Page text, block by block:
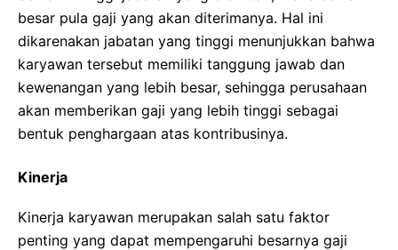
besar pula gaji yang akan diterimanya. Hal ini
dikarenakan jabatan yang tinggi menunjukkan bahwa
karyawan tersebut memiliki tanggung jawab dan
kewenangan yang lebih besar, sehingga perusahaan
akan memberikan gaji yang lebih tinggi sebagai
bentuk penghargaan atas kontribusinya.
Kinerja
Kinerja karyawan merupakan salah satu faktor
penting yang dapat mempengaruhi besarnya gaji